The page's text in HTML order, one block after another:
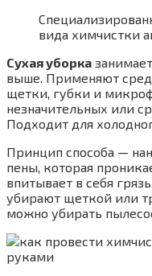
вида химчистки
Сухая уборка
выше. Применяют
щетки, губки и
незначительных или
Подходит для
Принцип способа —
пены, которая
впитывает в себя
убирают щеткой или
можно убирать